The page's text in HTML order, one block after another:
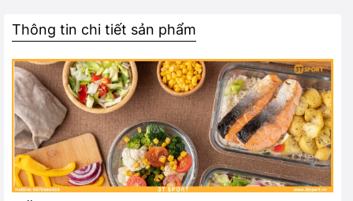
Thông tin chi tiết sản phẩm